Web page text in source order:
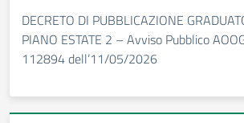
DECRETO DI PUBBLICAZIONE
PIANO ESTATE 2 – Avviso Pubblico
112894 dell’11/05/2026